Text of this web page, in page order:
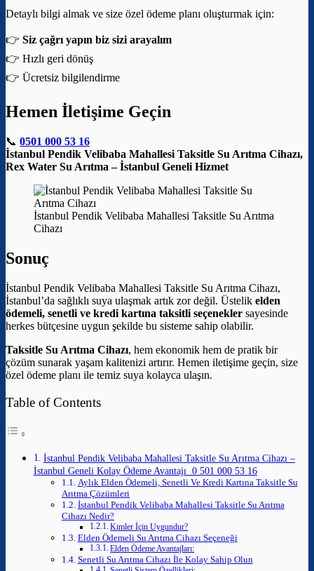
Detaylı bilgi almak ve size özel ödeme planı oluşturmak için:
👉 Siz çağrı yapın biz sizi arayalım
👉 Hızlı geri dönüş
👉 Ücretsiz bilgilendirme
Hemen İletişime Geçin
📞 0501 000 53 16
İstanbul Pendik Velibaba Mahallesi Taksitle Su Arıtma Cihazı,
Rex Water Su Arıtma – İstanbul Geneli Hizmet
İstanbul Pendik Velibaba Mahallesi Taksitle Su Arıtma
Cihazı
Sonuç
İstanbul Pendik Velibaba Mahallesi Taksitle Su Arıtma Cihazı,
İstanbul’da sağlıklı suya ulaşmak artık zor değil. Üstelik elden
ödemeli, senetli ve kredi kartına taksitli seçenekler sayesinde
herkes bütçesine uygun şekilde bu sisteme sahip olabilir.
Taksitle Su Arıtma Cihazı, hem ekonomik hem de pratik bir
çözüm sunarak yaşam kalitenizi artırır. Hemen iletişime geçin, size
özel ödeme planı ile temiz suya kolayca ulaşın.
Table of Contents
İstanbul Pendik Velibaba Mahallesi Taksitle Su Arıtma Cihazı –
İstanbul Geneli Kolay Ödeme Avantajı 0 501 000 53 16
Aylık Elden Ödemeli, Senetli Ve Kredi Kartına Taksitle Su
Arıtma Çözümleri
İstanbul Pendik Velibaba Mahallesi Taksitle Su Arıtma
Cihazı Nedir?
Kimler İçin Uygundur?
Elden Ödemeli Su Arıtma Cihazı Seçeneği
Elden Ödeme Avantajları:
Senetli Su Arıtma Cihazı İle Kolay Sahip Olun